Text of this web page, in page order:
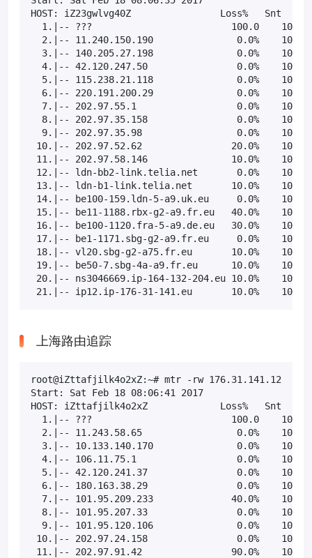
HOST: iZ23gwlvg40Z                Loss%   Snt
1.|-- ???                         100.0    10
2.|-- 11.240.150.190               0.0%    10
3.|-- 140.205.27.198               0.0%    10
4.|-- 42.120.247.50                0.0%    10
5.|-- 115.238.21.118               0.0%    10
6.|-- 220.191.200.29               0.0%    10
7.|-- 202.97.55.1                  0.0%    10
8.|-- 202.97.35.158                0.0%    10
9.|-- 202.97.35.98                 0.0%    10
10.|-- 202.97.52.62                20.0%    10
11.|-- 202.97.58.146               10.0%    10
12.|-- ldn-bb2-link.telia.net       0.0%    10
13.|-- ldn-b1-link.telia.net       10.0%    10
14.|-- be100-159.ldn-5-a9.uk.eu     0.0%    10
15.|-- be11-1188.rbx-g2-a9.fr.eu   40.0%    10
16.|-- be100-1120.fra-5-a9.de.eu   30.0%    10
17.|-- be1-1171.sbg-g2-a9.fr.eu     0.0%    10
18.|-- vl20.sbg-g2-a75.fr.eu       10.0%    10
19.|-- be50-7.sbg-4a-a9.fr.eu      10.0%    10
20.|-- ns3046669.ip-164-132-204.eu 10.0%    10
21.|-- ip12.ip-176-31-141.eu       10.0%    10
上海路由追踪
root@iZttafjilk4o2xZ:~# mtr -rw 176.31.141.12
Start: Sat Feb 18 08:06:41 2017
HOST: iZttafjilk4o2xZ             Loss%   Snt
1.|-- ???                         100.0    10
2.|-- 11.243.58.65                 0.0%    10
3.|-- 10.133.140.170               0.0%    10
4.|-- 106.11.75.1                  0.0%    10
5.|-- 42.120.241.37                0.0%    10
6.|-- 180.163.38.29                0.0%    10
7.|-- 101.95.209.233              40.0%    10
8.|-- 101.95.207.33                0.0%    10
9.|-- 101.95.120.106               0.0%    10
10.|-- 202.97.24.158                0.0%    10
11.|-- 202.97.91.42                90.0%    10